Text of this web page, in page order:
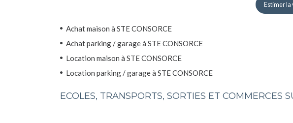
Estimer la
Achat maison à STE CONSORCE
Achat parking / garage à STE CONSORCE
Location maison à STE CONSORCE
Location parking / garage à STE CONSORCE
ECOLES, TRANSPORTS, SORTIES ET COMMERCES